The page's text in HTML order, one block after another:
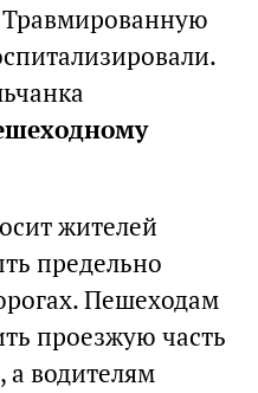
жителей
предельно
Пешеходам
проезжую часть
а водителям